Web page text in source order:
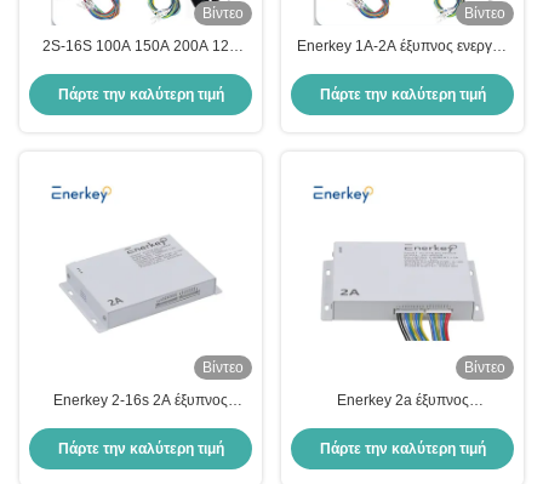
Βίντεο
2S-16S 100A 150A 200A 12V
για μπαταρίες Lifepo4/Li-ion
Πάρτε την καλύτερη τιμή
Βίντεο
Enerkey 1A-2A έξυπνος ενεργός
15S/16S Lifepo4/Li-ion μπαταρία
Πάρτε την καλύτερη τιμή
Βίντεο
Enerkey 2-16s 2A έξυπνος
Lifepo4/Li-ion εξισορρόπηση
Πάρτε την καλύτερη τιμή
Βίντεο
Enerkey 2a έξυπνος
ενεργός εξισορρόπησης για το
σύστημα αποθήκευσης στο σπίτι
Πάρτε την καλύτερη τιμή